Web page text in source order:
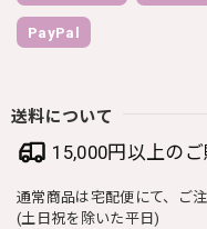
PayPal
送料について
15,000円以上の
通常商品は宅配便にて、ご
(土日祝を除いた平日)